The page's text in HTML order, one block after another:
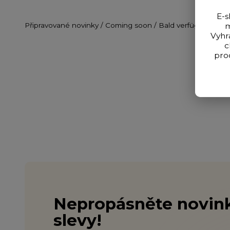
Připravované novinky / Coming soon / Bald verfügbar
Nepropásněte
slevy!
E-